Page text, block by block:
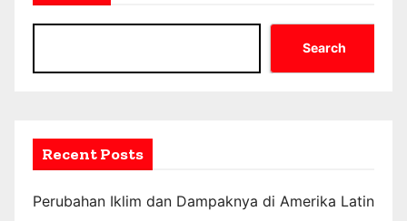
Search
Recent Posts
Perubahan Iklim dan Dampaknya di Amerika Latin